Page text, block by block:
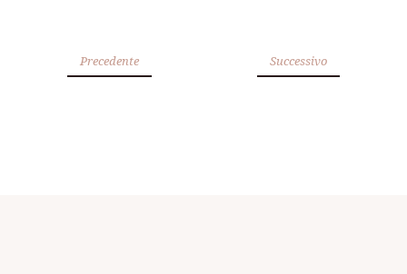
Precedente Successivo